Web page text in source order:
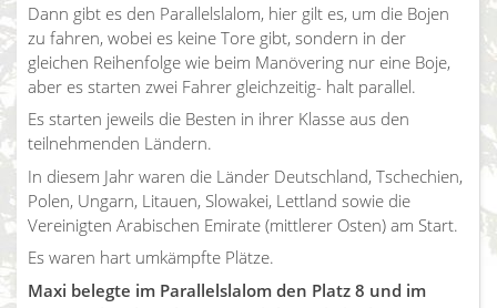
Dann gibt es den Parallelslalom, hier gilt es, um die Bojen
zu fahren, wobei es keine Tore gibt, sondern in der
gleichen Reihenfolge wie beim Manövering nur eine Boje,
aber es starten zwei Fahrer gleichzeitig- halt parallel.
Es starten jeweils die Besten in ihrer Klasse aus den
teilnehmenden Ländern.
In diesem Jahr waren die Länder Deutschland, Tschechien,
Polen, Ungarn, Litauen, Slowakei, Lettland sowie die
Vereinigten Arabischen Emirate (mittlerer Osten) am Start.
Es waren hart umkämpfte Plätze.
Maxi belegte im Parallelslalom den Platz 8 und im